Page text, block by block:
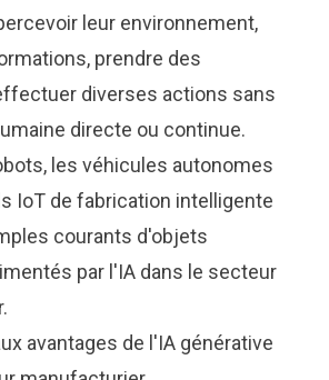
leur environnement,
prendre des
diverses actions sans
directe ou continue.
les véhicules autonomes
IoT de fabrication intelligente
courants d'objets
par l'IA dans le secteur
avantages de l'IA générative